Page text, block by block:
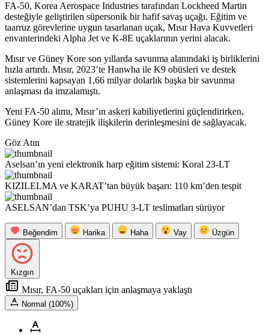
FA-50, Korea Aerospace Industries tarafından Lockheed Martin
desteğiyle geliştirilen süpersonik bir hafif savaş uçağı. Eğitim ve
taarruz görevlerine uygun tasarlanan uçak, Mısır Hava Kuvvetleri
envanterindeki Alpha Jet ve K-8E uçaklarının yerini alacak.
Mısır ve Güney Kore son yıllarda savunma alanındaki iş birliklerini
hızla artırdı. Mısır, 2023’te Hanwha ile K9 obüsleri ve destek
sistemlerini kapsayan 1,66 milyar dolarlık başka bir savunma
anlaşması da imzalamıştı.
Yeni FA-50 alımı, Mısır’ın askeri kabiliyetlerini güçlendirirken,
Güney Kore ile stratejik ilişkilerin derinleşmesini de sağlayacak.
Göz Atın
Aselsan’ın yeni elektronik harp eğitim sistemi: Koral 23-LT
KIZILELMA ve KARAT’tan büyük başarı: 110 km’den tespit
ASELSAN’dan TSK’ya PUHU 3-LT teslimatları sürüyor
Beğendim Harika Haha Vay Üzgün
Kızgın
Mısır, FA-50 uçakları için anlaşmaya yaklaştı
Normal (100%)